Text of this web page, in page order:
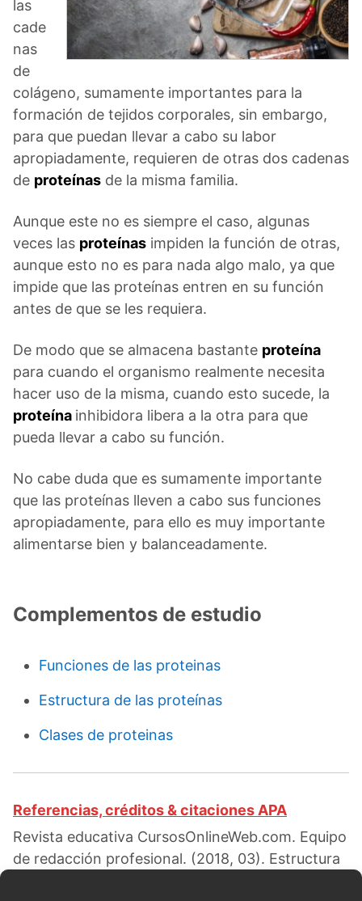
las
cade
nas
de
colágeno, sumamente importantes para la
formación de tejidos corporales, sin embargo,
para que puedan llevar a cabo su labor
apropiadamente, requieren de otras dos cadenas
de proteínas de la misma familia.
Aunque este no es siempre el caso, algunas
veces las proteínas impiden la función de otras,
aunque esto no es para nada algo malo, ya que
impide que las proteínas entren en su función
antes de que se les requiera.
De modo que se almacena bastante proteína
para cuando el organismo realmente necesita
hacer uso de la misma, cuando esto sucede, la
proteína inhibidora libera a la otra para que
pueda llevar a cabo su función.
No cabe duda que es sumamente importante
que las proteínas lleven a cabo sus funciones
apropiadamente, para ello es muy importante
alimentarse bien y balanceadamente.
Complementos de estudio
Funciones de las proteinas
Estructura de las proteínas
Clases de proteinas
Referencias, créditos & citaciones APA
Revista educativa CursosOnlineWeb.com. Equipo
de redacción profesional. (2018, 03). Estructura